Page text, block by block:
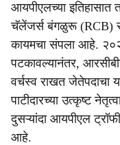
o
c
i
a
l
आयपीएलच्या इतिहासात
चॅलेंजर्स बंगळुरू (RCB)
कायमचा संपला आहे.
पटकावल्यानंतर,
वर्चस्व राखत जेतेपदाचा
पाटीदारच्या उत्कृष्ट
दुसऱ्यांदा आयपीएल
आहे.